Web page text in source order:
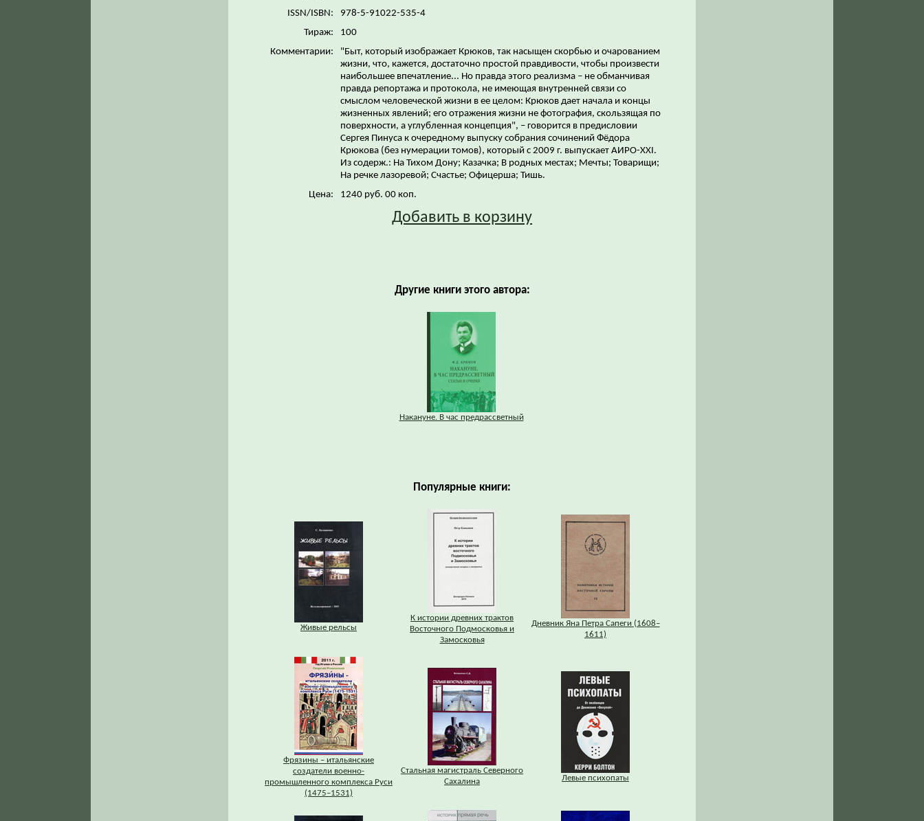
ISSN/ISBN:
978-5-91022-535-4
Тираж:
100
Комментарии:
"Быт, который изображает Крюков, так насыщен скорбью и очарованием
жизни, что, кажется, достаточно простой правдивости, чтобы произвести
наибольшее впечатление... Но правда этого реализма – не обманчивая
правда репортажа и протокола, не имеющая внутренней связи со
смыслом человеческой жизни в ее целом: Крюков дает начала и концы
жизненных явлений; его отражения жизни не фотография, скользящая по
поверхности, а углубленная концепция", – говорится в предисловии
Сергея Пинуса к очередному выпуску собрания сочинений Фёдора
Крюкова (без нумерации томов), который с 2009 г. выпускает АИРО-XXI.
Из содерж.: На Тихом Дону; Казачка; В родных местах; Мечты; Товарищи;
На речке лазоревой; Счастье; Офицерша; Тишь.
Цена:
1240 руб. 00 коп.
Добавить в корзину
Другие книги этого автора:
Накануне. В час предрассветный
Популярные книги:
Живые рельсы
К истории древних трактов
Восточного Подмосковья и
Замосковья
Дневник Яна Петра Сапеги (1608–
1611)
Фрязины – итальянские
создатели военно-
промышленного комплекса Руси
(1475–1531)
Стальная магистраль Северного
Сахалина
Левые психопаты